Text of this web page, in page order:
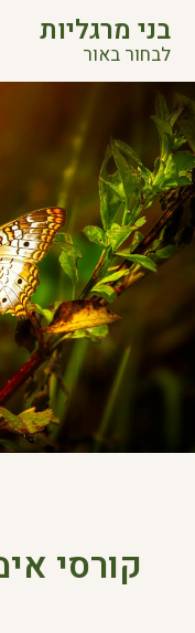
בני מרגליות
לבחור באור
קורסי